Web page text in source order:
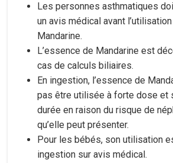
Les personnes asthmatiques
un avis médical avant
Mandarine.
L’essence de Mandarine est
cas de calculs biliaires.
En ingestion, l’essence de
pas être utilisée à forte dose et
durée en raison du risque de
qu’elle peut présenter.
Pour les bébés, son utilisation
ingestion sur avis médical.